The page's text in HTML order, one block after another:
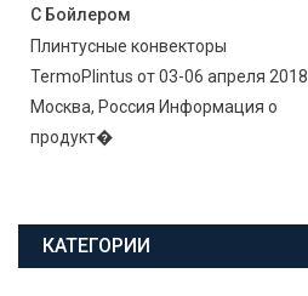
С Бойлером
Плинтусные конвекторы
TermoPlintus от 03-06 апреля 2018
Москва, Россия Информация о
продукт�
КАТЕГОРИИ